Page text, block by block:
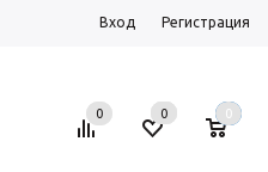
Вход Регистрация
0 0 0